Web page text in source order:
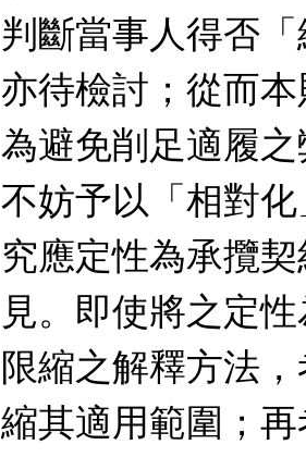
判斷當事人得否
亦待檢討；從而
為避免削足適履
不妨予以「相對
究應定性為承攬
見。即使將之定
限縮之解釋方法
縮其適用範圍；